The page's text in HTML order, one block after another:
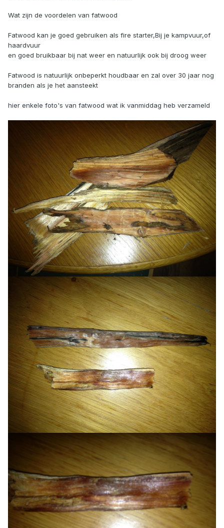
Wat zijn de voordelen van fatwood
Fatwood kan je goed gebruiken als fire starter,Bij je kampvuur,of
haardvuur
en goed bruikbaar bij nat weer en natuurlijk ook bij droog weer
Fatwood is natuurlijk onbeperkt houdbaar en zal over 30 jaar nog
branden als je het aansteekt
hier enkele foto's van fatwood wat ik vanmiddag heb verzameld